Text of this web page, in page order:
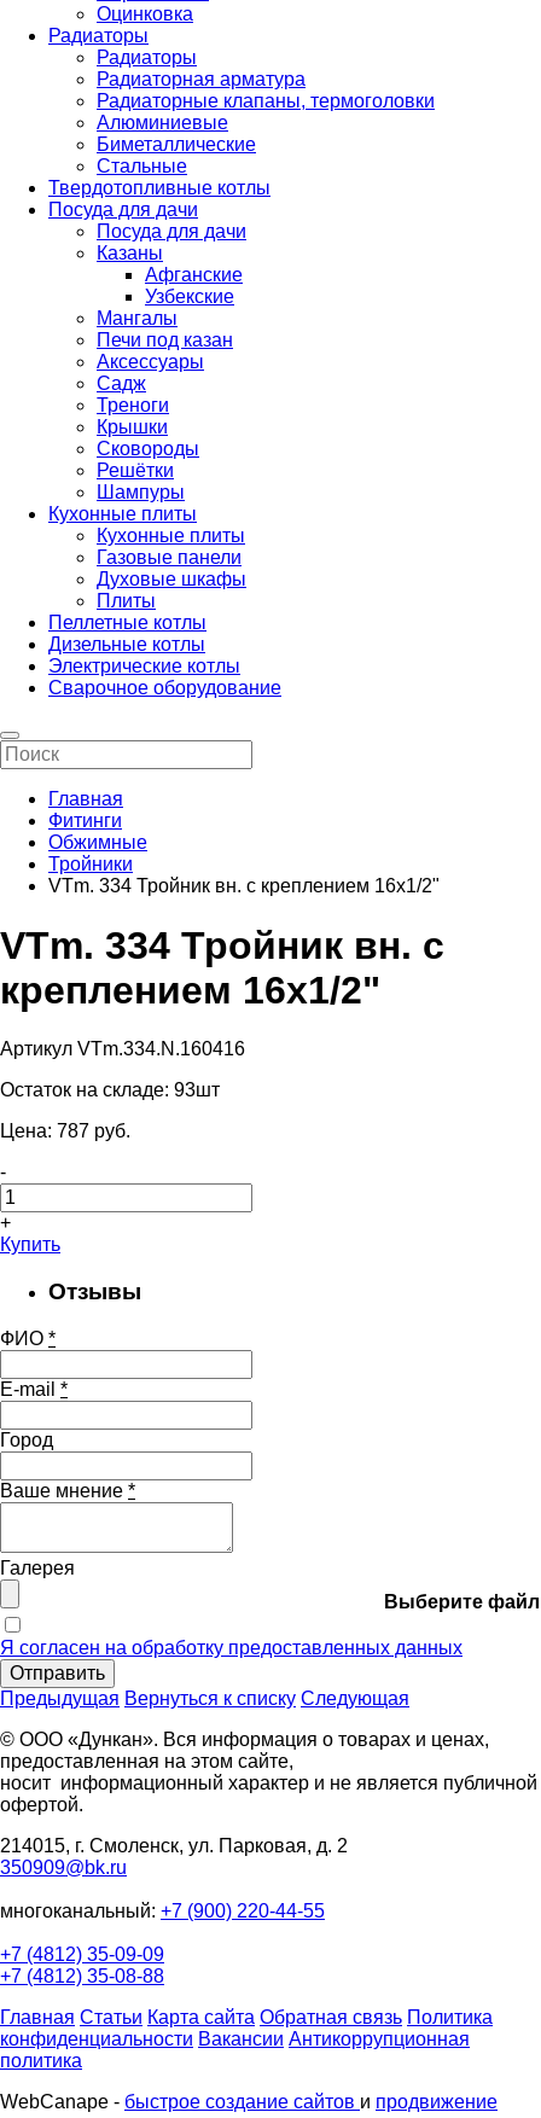
Оцинковка
Радиаторы
Радиаторы
Радиаторная арматура
Радиаторные клапаны, термоголовки
Алюминиевые
Биметаллические
Стальные
Твердотопливные котлы
Посуда для дачи
Посуда для дачи
Казаны
Афганские
Узбекские
Мангалы
Печи под казан
Аксессуары
Садж
Треноги
Крышки
Сковороды
Решётки
Шампуры
Кухонные плиты
Кухонные плиты
Газовые панели
Духовые шкафы
Плиты
Пеллетные котлы
Дизельные котлы
Электрические котлы
Сварочное оборудование
Главная
Фитинги
Обжимные
Тройники
VTm. 334 Тройник вн. с креплением 16х1/2"
VTm. 334 Тройник вн. с
креплением 16х1/2"
Артикул VTm.334.N.160416
Остаток на складе: 93шт
Цена: 787 pуб.
-
+
Купить
Отзывы
ФИО *
E-mail *
Город
Ваше мнение *
Галерея
Выберите файл
Я согласен на обработку предоставленных данных
Отправить
Предыдущая Вернуться к списку Следующая
© ООО «Дункан». Вся информация о товарах и ценах,
предоставленная на этом сайте,
носит информационный характер и не является публичной
офертой.
214015, г. Смоленск, ул. Парковая, д. 2
350909@bk.ru
многоканальный: +7 (900) 220-44-55
+7 (4812) 35-09-09
+7 (4812) 35-08-88
Главная Статьи Карта сайта Обратная связь Политика
конфиденциальности Вакансии Антикоррупционная
политика
WebCanape - быстрое создание сайтов и продвижение